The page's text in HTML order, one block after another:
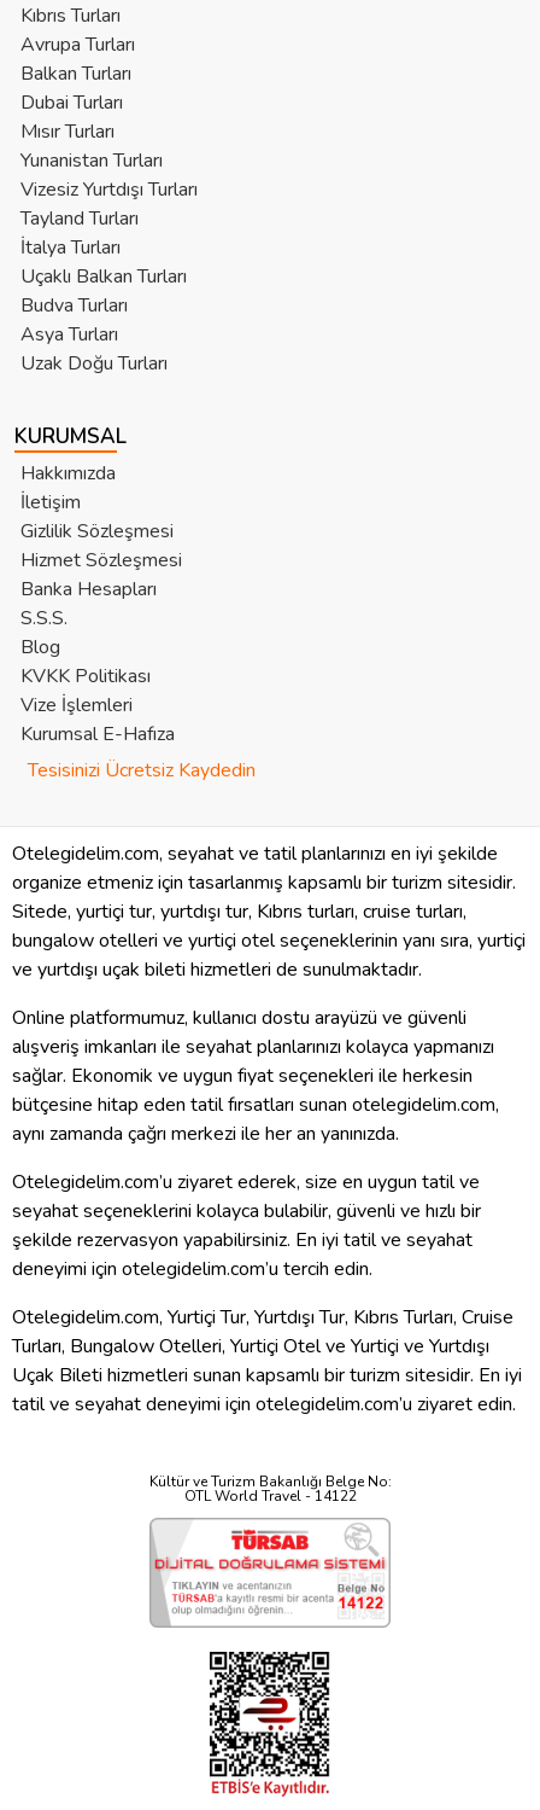
Kıbrıs Turları
Avrupa Turları
Balkan Turları
Dubai Turları
Mısır Turları
Yunanistan Turları
Vizesiz Yurtdışı Turları
Tayland Turları
İtalya Turları
Uçaklı Balkan Turları
Budva Turları
Asya Turları
Uzak Doğu Turları
KURUMSAL
Hakkımızda
İletişim
Gizlilik Sözleşmesi
Hizmet Sözleşmesi
Banka Hesapları
S.S.S.
Blog
KVKK Politikası
Vize İşlemleri
Kurumsal E-Hafıza
Tesisinizi Ücretsiz Kaydedin
Otelegidelim.com, seyahat ve tatil planlarınızı en iyi şekilde
organize etmeniz için tasarlanmış kapsamlı bir turizm sitesidir.
Sitede, yurtiçi tur, yurtdışı tur, Kıbrıs turları, cruise turları,
bungalow otelleri ve yurtiçi otel seçeneklerinin yanı sıra, yurtiçi
ve yurtdışı uçak bileti hizmetleri de sunulmaktadır.
Online platformumuz, kullanıcı dostu arayüzü ve güvenli
alışveriş imkanları ile seyahat planlarınızı kolayca yapmanızı
sağlar. Ekonomik ve uygun fiyat seçenekleri ile herkesin
bütçesine hitap eden tatil fırsatları sunan otelegidelim.com,
aynı zamanda çağrı merkezi ile her an yanınızda.
Otelegidelim.com’u ziyaret ederek, size en uygun tatil ve
seyahat seçeneklerini kolayca bulabilir, güvenli ve hızlı bir
şekilde rezervasyon yapabilirsiniz. En iyi tatil ve seyahat
deneyimi için otelegidelim.com’u tercih edin.
Otelegidelim.com, Yurtiçi Tur, Yurtdışı Tur, Kıbrıs Turları, Cruise
Turları, Bungalow Otelleri, Yurtiçi Otel ve Yurtiçi ve Yurtdışı
Uçak Bileti hizmetleri sunan kapsamlı bir turizm sitesidir. En iyi
tatil ve seyahat deneyimi için otelegidelim.com’u ziyaret edin.
Kültür ve Turizm Bakanlığı Belge No:
OTL World Travel - 14122